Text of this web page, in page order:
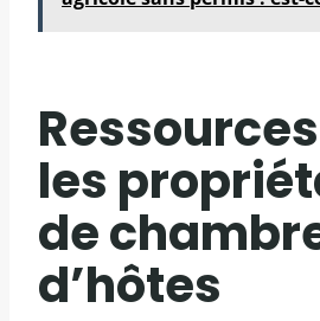
les
de
d’hôtes